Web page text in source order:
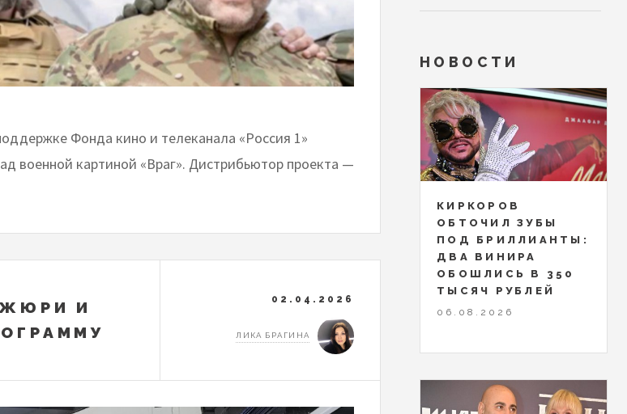
Фонда кино и телеканала «Россия 1»
военной картиной «Враг». Дистрибьютор проекта —
И
02.04.2026
ЛИКА БРАГИНА
НОВОСТИ
КИРКОРОВ
ОБТОЧИЛ ЗУБЫ
ПОД БРИЛЛИАНТЫ:
ДВА ВИНИРА
ОБОШЛИСЬ В 350
ТЫСЯЧ РУБЛЕЙ
06.08.2026